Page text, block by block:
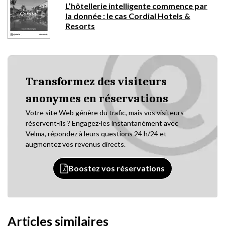
L’hôtellerie intelligente commence par
la donnée : le cas Cordial Hotels &
Resorts
Transformez des visiteurs
anonymes en réservations
Votre site Web génère du trafic, mais vos visiteurs
réservent-ils ? Engagez-les instantanément avec
Velma, répondez à leurs questions 24 h/24 et
augmentez vos revenus directs.
Boostez vos réservations
Articles similaires